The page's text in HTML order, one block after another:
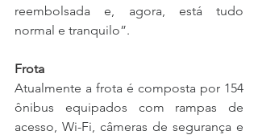
reembolsada e, agora, está tudo
normal e tranquilo”.
Frota
Atualmente a frota é composta por 154
ônibus equipados com rampas de
acesso, Wi-Fi, câmeras de segurança e